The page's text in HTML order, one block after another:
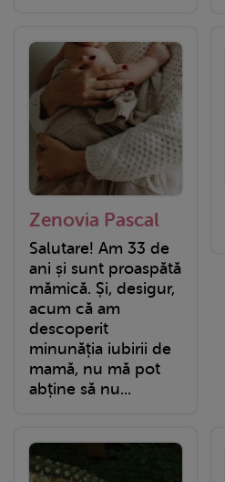
Zenovia Pascal
Salutare! Am 33 de
ani și sunt proaspătă
mămică. Și, desigur,
acum că am
descoperit
minunăția iubirii de
mamă, nu mă pot
abține să nu...